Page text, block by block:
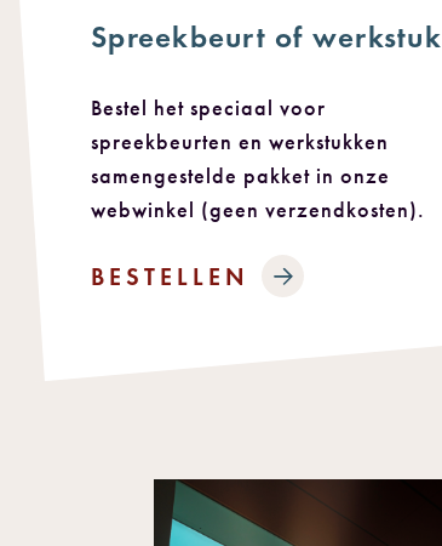
Spreekbeurt of werkstuk
Bestel het speciaal voor
spreekbeurten en werkstukken
samengestelde pakket in onze
webwinkel (geen verzendkosten).
BESTELLEN